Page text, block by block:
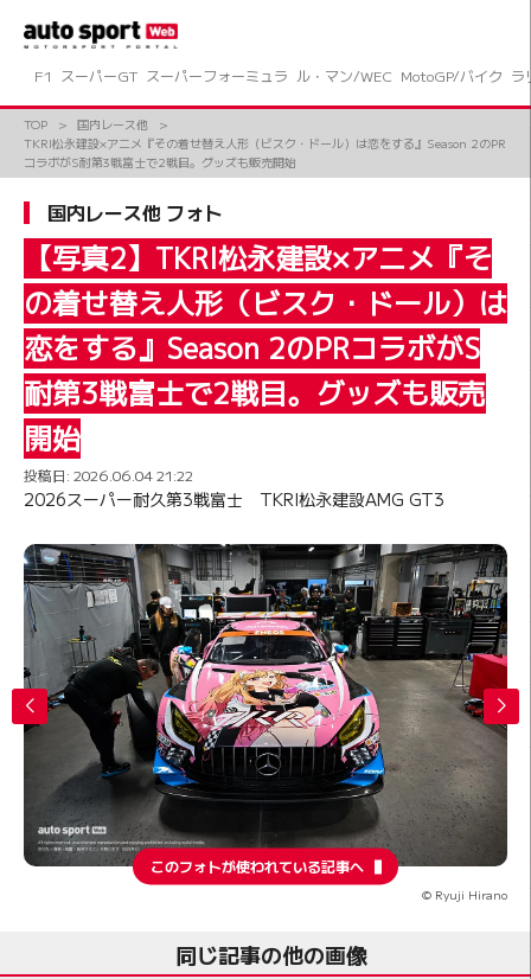
ツ
F1 スーパーGT スーパーフォーミュラ ル・マン/WEC MotoGP/バイク ラ
TOP
国内レース他
TKRI松永建設×アニメ『その着せ替え人形（ビスク・ドール）は恋をする』Season 2のPR
コラボがS耐第3戦富士で2戦目。グッズも販売開始
国内レース他 フォト
【写真2】TKRI松永建設×アニメ『そ
の着せ替え人形（ビスク・ドール）は
恋をする』Season 2のPRコラボがS
耐第3戦富士で2戦目。グッズも販売
開始
投稿日: 2026.06.04 21:22
2026スーパー耐久第3戦富士 TKRI松永建設AMG GT3
このフォトが使われている記事へ
© Ryuji Hirano
同じ記事の他の画像